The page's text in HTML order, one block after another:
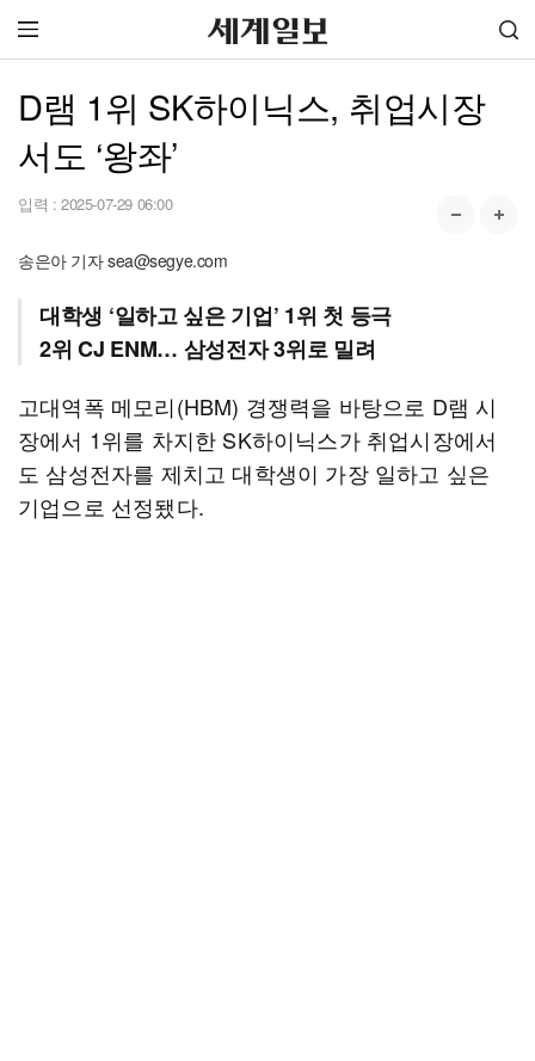
D램 1위 SK하이닉스, 취업시장
서도 ‘왕좌’
입력 : 2025-07-29 06:00
송은아 기자 sea@segye.com
대학생 ‘일하고 싶은 기업’ 1위 첫 등극
2위 CJ ENM… 삼성전자 3위로 밀려
고대역폭 메모리(HBM) 경쟁력을 바탕으로 D램 시
장에서 1위를 차지한 SK하이닉스가 취업시장에서
도 삼성전자를 제치고 대학생이 가장 일하고 싶은
기업으로 선정됐다.